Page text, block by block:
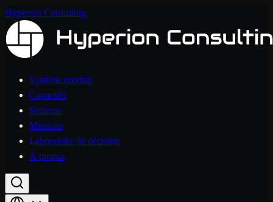
Hyperion Consulting
Système produit
Capacités
Secteurs
Missions
Laboratoire de décision
À propos